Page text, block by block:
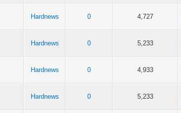
Hardnews 0 4,727
Hardnews 0 5,233
Hardnews 0 4,933
Hardnews 0 5,233